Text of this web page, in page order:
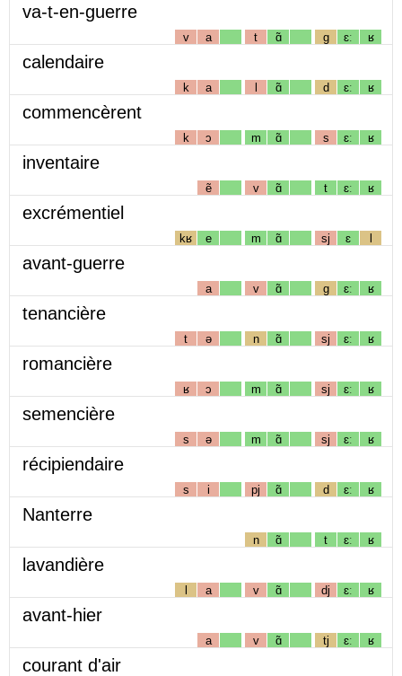
va-t-en-guerre
v a t ɑ̃ g ɛː ʁ
calendaire
k a l ɑ̃ d ɛː ʁ
commencèrent
k ɔ m ɑ̃ s ɛː ʁ
inventaire
ẽ v ɑ̃ t ɛː ʁ
excrémentiel
kʁ e m ɑ̃ sj ɛ l
avant-guerre
a v ɑ̃ g ɛː ʁ
tenancière
t ə n ɑ̃ sj ɛː ʁ
romancière
ʁ ɔ m ɑ̃ sj ɛː ʁ
semencière
s ə m ɑ̃ sj ɛː ʁ
récipiendaire
s i pj ɑ̃ d ɛː ʁ
Nanterre
n ɑ̃ t ɛː ʁ
lavandière
l a v ɑ̃ dj ɛː ʁ
avant-hier
a v ɑ̃ tj ɛː ʁ
courant d'air